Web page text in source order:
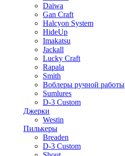
Daiwa
Gan Craft
Halcyon System
HideUp
Imakatsu
Jackall
Lucky Craft
Rapala
Smith
Воблеры ручной работы
Sumlures
D-3 Custom
Джерки
Westin
Пилькеры
Breaden
D-3 Custom